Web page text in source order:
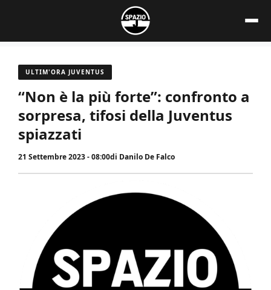
contenuto
ULTIM'ORA JUVENTUS
“Non è la più forte”: confronto a
sorpresa, tifosi della Juventus
spiazzati
21 Settembre 2023 - 08:00di Danilo De Falco